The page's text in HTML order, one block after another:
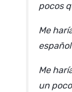
pocos
Me
Me
un